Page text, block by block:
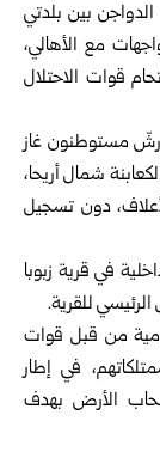
بين بلدتي
مع الأهالي،
قوات الاحتلال
رشّ مستوطنون غاز
شمال أريحا،
دون تسجيل
في قرية زبوبا
الرئيسي للقرية.
من قبل قوات
في إطار
الأرض بهدف